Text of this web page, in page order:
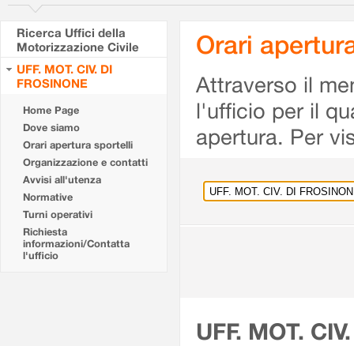
Ricerca Uffici della
Motorizzazione Civile
UFF. MOT. CIV. DI
FROSINONE
Home Page
Dove siamo
Orari apertura sportelli
Organizzazione e contatti
Avvisi all'utenza
Normative
Turni operativi
Richiesta
informazioni/Contatta
l'ufficio
Orari
Attraverso il
l'ufficio per il
apertura. Per
UFF. MOT.